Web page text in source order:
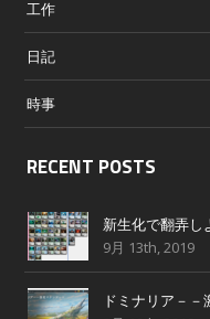
工作
日記
時事
RECENT POSTS
新生化で翻弄し
9月 13th, 2019
ドミナリア－